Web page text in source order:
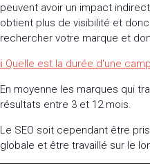
peuvent avoir un impact
obtient plus de visibilité et
rechercher votre marque et
ℹ Quelle est la durée d'une
En moyenne les marques qui
résultats entre 3 et 12 mois.
Le SEO soit cependant être
globale et être travaillé sur le